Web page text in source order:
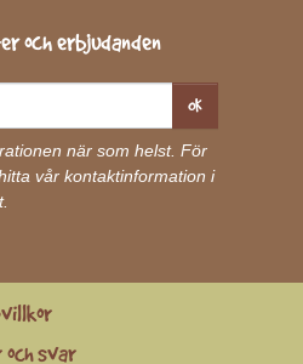
och erbjudanden
OK
när som helst. För
vår kontaktinformation i
och svar